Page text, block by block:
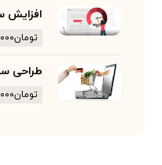
افزایش
تومان
طراحی
تومان